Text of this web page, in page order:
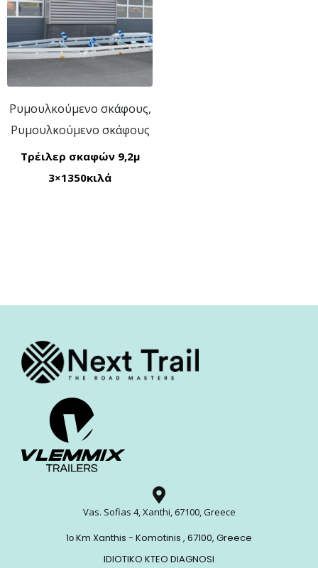
Ρυμουλκούμενο σκάφους,
Ρυμουλκούμενο σκάφους
Τρέιλερ σκαφών 9,2μ
3×1350κιλά
Vas. Sofias 4, Xanthi, 67100, Greece
1ο Km Xanthis - Komotinis , 67100, Greece
IDIOTIKO KTEO DIAGNOSI